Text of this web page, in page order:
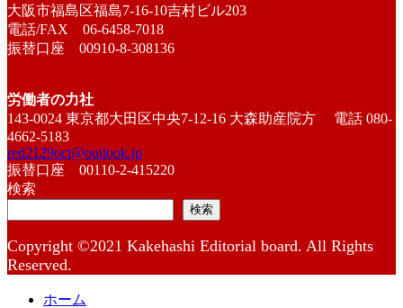
大阪市福島区福島7-16-10吉村ビル203
電話/FAX 06-6458-7018
振替口座 00910-8-308136
労働者の力社
143-0024 東京都大田区中央7-12-16 大森助産院方 電話 080-
4662-5183
red2129oct@outlook.jp
振替口座 00110-2-415220
検索
検索
Copyright ©2021 Kakehashi Editorial board. All Rights
Reserved.
ホーム